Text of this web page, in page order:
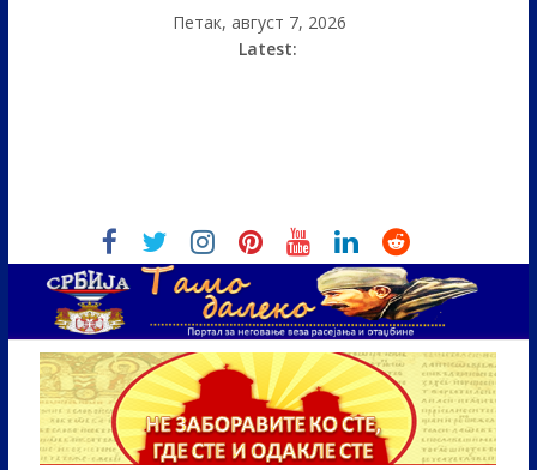
Петак, август 7, 2026
Latest: